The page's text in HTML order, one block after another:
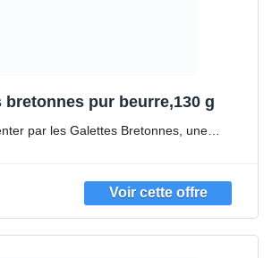
bretonnes pur beurre,130 g
par les Galettes Bretonnes, une